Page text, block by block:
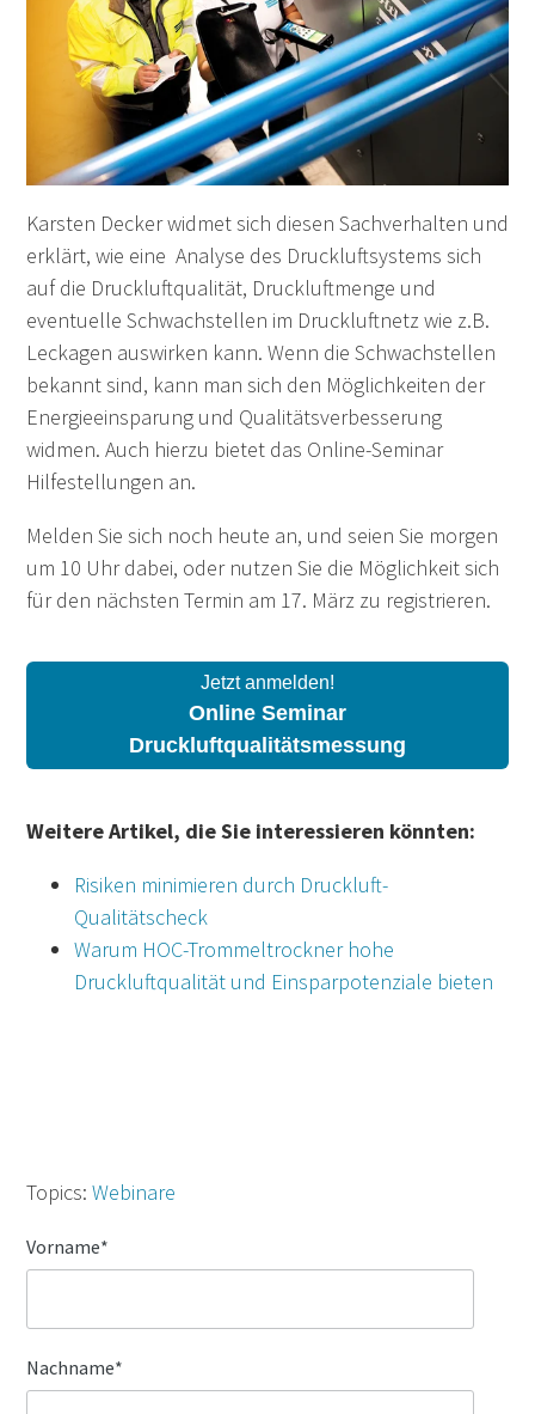
Karsten Decker widmet sich diesen Sachverhalten und
erklärt, wie eine Analyse des Druckluftsystems sich
auf die Druckluftqualität, Druckluftmenge und
eventuelle Schwachstellen im Druckluftnetz wie z.B.
Leckagen auswirken kann. Wenn die Schwachstellen
bekannt sind, kann man sich den Möglichkeiten der
Energieeinsparung und Qualitätsverbesserung
widmen. Auch hierzu bietet das Online-Seminar
Hilfestellungen an.
Melden Sie sich noch heute an, und seien Sie morgen
um 10 Uhr dabei, oder nutzen Sie die Möglichkeit sich
für den nächsten Termin am 17. März zu registrieren.
Jetzt anmelden!
Online Seminar
Druckluftqualitätsmessung
Weitere Artikel, die Sie interessieren könnten:
Risiken minimieren durch Druckluft-
Qualitätscheck
Warum HOC-Trommeltrockner hohe
Druckluftqualität und Einsparpotenziale bieten
Topics: Webinare
Vorname*
Nachname*